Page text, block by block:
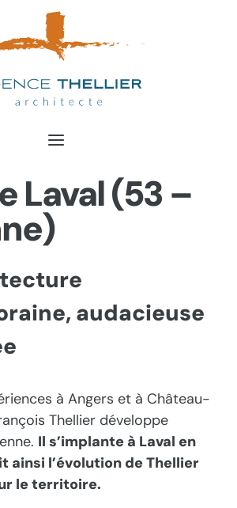
Laval (53 –
audacieuse
à Angers et à Château-
Thellier développe
Il s’implante à Laval en
ainsi l’évolution de Thellier
le territoire.